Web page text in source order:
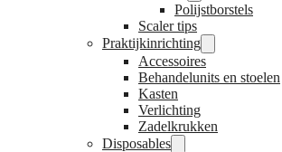
Polijstborstels
Scaler tips
Praktijkinrichting
Accessoires
Behandelunits en stoelen
Kasten
Verlichting
Zadelkrukken
Disposables